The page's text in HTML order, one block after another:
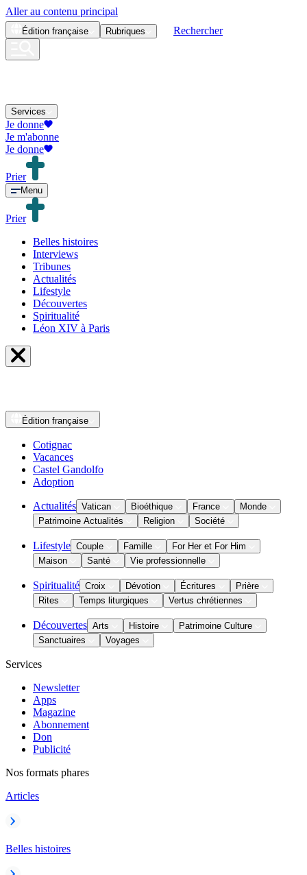
Aller au contenu principal
Édition française Rubriques Rechercher
Services
Je donne
Je m'abonne
Je donne
Prier
Menu
Prier
Belles histoires
Interviews
Tribunes
Actualités
Lifestyle
Découvertes
Spiritualité
Léon XIV à Paris
Édition française
Cotignac
Vacances
Castel Gandolfo
Adoption
Actualités Vatican Bioéthique France
Monde
Patrimoine Actualités
Religion Société
Lifestyle Couple Famille
For Her et For Him
Maison
Santé Vie professionnelle
Spiritualité Croix Dévotion Écritures
Prière
Rites
Temps liturgiques Vertus chrétiennes
Découvertes Arts Histoire
Patrimoine Culture
Sanctuaires
Voyages
Services
Newsletter
Apps
Magazine
Abonnement
Don
Publicité
Nos formats phares
Articles
Belles histoires